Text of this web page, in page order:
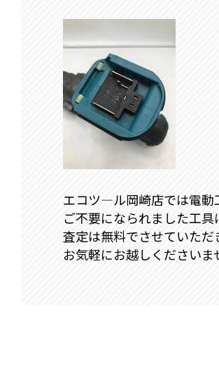
エコツ―ル岡崎店では電動
ご不要になられました工
査定は無料でさせていただ
お気軽にお越しくださいま